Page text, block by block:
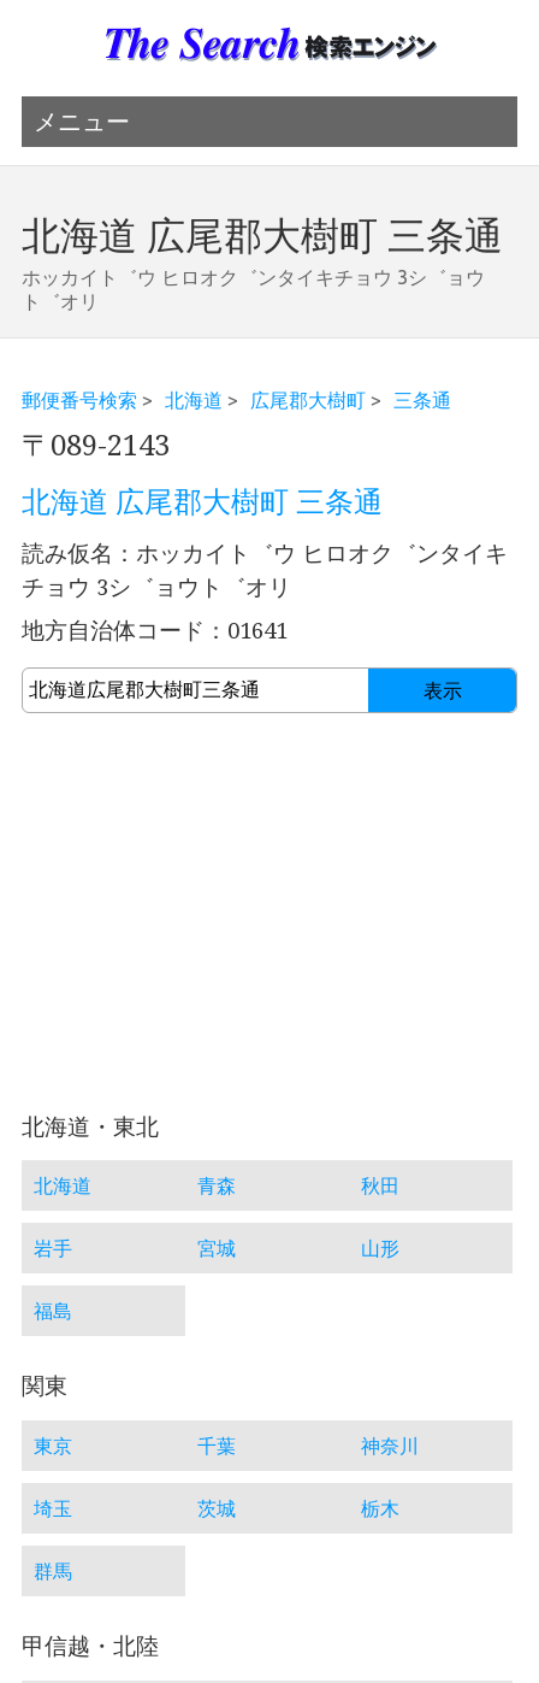
メニュー
北海道 広尾郡大樹町 三条通
ホッカイト゛ウ ヒロオク゛ンタイキチョウ 3シ゛ョウ
ト゛オリ
郵便番号検索 > 北海道 > 広尾郡大樹町> 三条通
〒089-2143
北海道 広尾郡大樹町 三条通
読み仮名：ホッカイト゛ウ ヒロオク゛ンタイキ
チョウ 3シ゛ョウト゛オリ
地方自治体コード：01641
表示
北海道・東北
北海道 青森 秋田
岩手 宮城 山形
福島
関東
東京 千葉 神奈川
埼玉 茨城 栃木
群馬
甲信越・北陸